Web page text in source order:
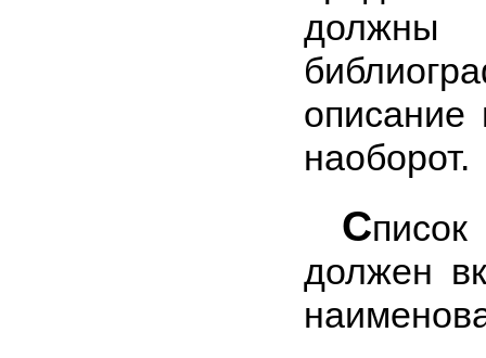
описание
наоборот.
С
должен